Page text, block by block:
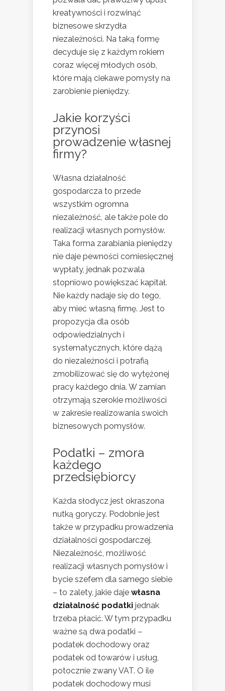
kreatywności i rozwinąć
biznesowe skrzydła
niezależności. Na taką formę
decyduje się z każdym rokiem
coraz więcej młodych osób,
które mają ciekawe pomysły na
zarobienie pieniędzy.
Jakie korzyści
przynosi
prowadzenie własnej
firmy?
Własna działalność
gospodarcza to przede
wszystkim ogromna
niezależność, ale także pole do
realizacji własnych pomysłów.
Taka forma zarabiania pieniędzy
nie daje pewności comiesięcznej
wypłaty, jednak pozwala
stopniowo powiększać kapitał.
Nie każdy nadaje się do tego,
aby mieć własną firmę. Jest to
propozycja dla osób
odpowiedzialnych i
systematycznych, które dążą
do niezależności i potrafią
zmobilizować się do wytężonej
pracy każdego dnia. W zamian
otrzymają szerokie możliwości
w zakresie realizowania swoich
biznesowych pomysłów.
Podatki – zmora
każdego
przedsiębiorcy
Każda słodycz jest okraszona
nutką goryczy. Podobnie jest
także w przypadku prowadzenia
działalności gospodarczej.
Niezależność, możliwość
realizacji własnych pomysłów i
bycie szefem dla samego siebie
– to zalety, jakie daje własna
działalność podatki jednak
trzeba płacić. W tym przypadku
ważne są dwa podatki –
podatek dochodowy oraz
podatek od towarów i usług,
potocznie zwany VAT. O ile
podatek dochodowy musi